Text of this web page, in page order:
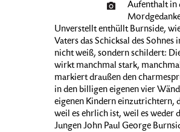
Aufenthalt in
Unverstellt enthüllt Burnside,
Vaters das Schicksal des
nicht weiß, sondern schildert:
wirkt manchmal stark,
markiert draußen den
in den billigen eigenen vier
eigenen Kindern einzutrichtern,
weil es ehrlich ist, weil es weder
Jungen John Paul George